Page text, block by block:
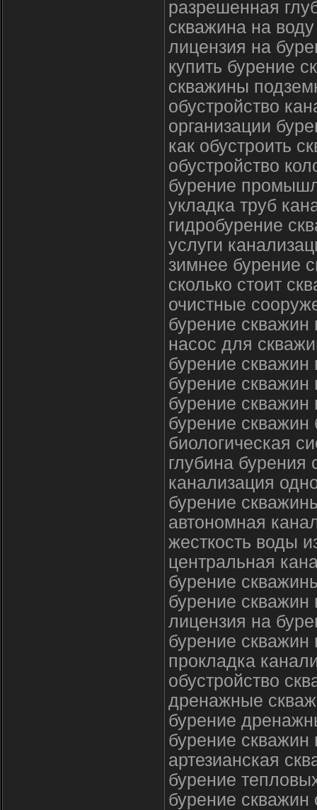
разрешенная
скважина на
лицензия на
купить бурение
скважины
обустройство
организации
как обустроить
обустройство
бурение
укладка труб
гидробурение
услуги
зимнее бурение
сколько стоит
очистные
бурение скважин
насос для
бурение
бурение скважин
бурение скважин
бурение скважин
биологическая
глубина бурения
канализация
бурение
автономная
жесткость воды
центральная
бурение
бурение скважин
лицензия на
бурение скважин
прокладка
обустройство
дренажные
бурение
бурение скважин
артезианская
бурение
бурение скважин